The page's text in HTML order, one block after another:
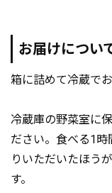
お届けについ
箱に詰めて冷蔵でお
冷蔵庫の野菜室に
ださい。食べる1
りいただいたほう
す。